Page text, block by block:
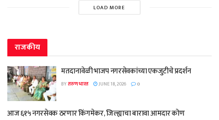
LOAD MORE
राजकीय
मतदानावेळी भाजप नगरसेवकांच्या एकजुटीचे प्रदर्शन
BYतरुण भारत JUNE 18, 2026 0
आज ६१५ नगरसेवक ठरणार किंगमेकर, जिल्ह्याचा बारावा आमदार कोण